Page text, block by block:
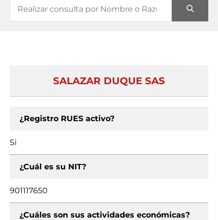
SALAZAR DUQUE SAS
¿Registro RUES activo?
Si
¿Cuál es su NIT?
901117650
¿Cuáles son sus actividades económicas?